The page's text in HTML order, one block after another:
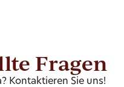
Fragen
Kontaktieren Sie uns!